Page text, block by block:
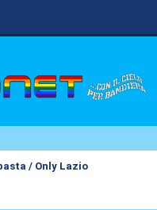
/ Only Lazio